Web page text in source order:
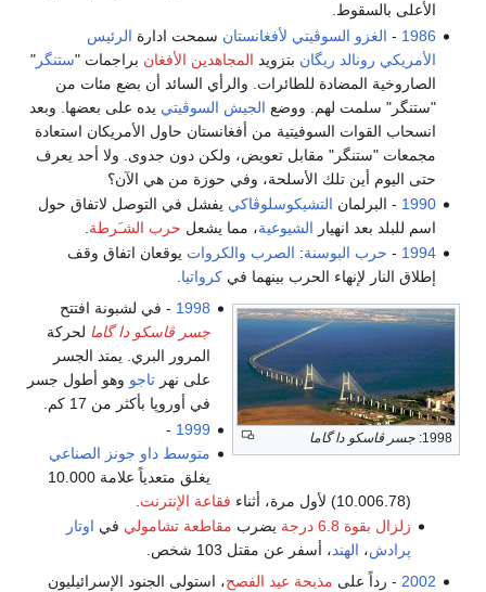
الأعلى بالسقوط.
1986
- الغزو السوڤيتي لأفغانستان سمحت ادارة الرئيس
الأمريكي رونالد ريگان بتزويد المجاهدين الأفغان براجمات "ستنگر"
الصاروخية المضادة للطائرات. والرأي السائد أن بضع مئات من
"ستنگر" سلمت لهم. ووضع الجيش السوڤيتي يده على بعضها. وبعد
انسحاب القوات السوفيتية من أفغانستان حاول الأمريكان استعادة
مجمعات "ستنگر" مقابل تعويض، ولكن دون جدوى. ولا أحد يعرف
حتى اليوم أين تلك الأسلحة، وفي حوزة من هي الآن؟
1990 - البرلمان التشيكوسلوڤاكي يفشل في التوصل لاتفاق حول
اسم للبلد بعد انهيار الشيوعية، مما يشعل حرب الشـَرطة
1994
- حرب البوسنة: الصرب والكروات يوقعان اتفاق وقف
إطلاق النار لإنهاء الحرب بينهما فيكرواتيا.
1998: جسر ڤاسكو دا گاما
1998 - في لشبونة افتتح
جسر ڤاسكو دا گاما لحركة
المرور البري. يمتد الجسر
على نهر تاجو وهو أطول جسر
في أوروپا بأكثر من 17 كم.
1999
-
متوسط داو جونز الصناعي
يغلق متعدياً علامة 10.000
(10.006.78) لأول مرة، أثناء
فقاعة الإنترنت
زلزال بقوة 6.8 درجة
يضرب مقاطعة تشامولي في اوتار
پرادش، الهند، أسفر عن مقتل 103 شخص.
2002 - رداً على مذبحة عيد الفصح، استولى الجنود الإسرائيليون